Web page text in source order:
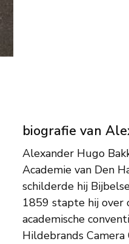
biografie van
Alexander Hugo
Academie van Den
schilderde hij
1859 stapte hij over
academische
Hildebrands